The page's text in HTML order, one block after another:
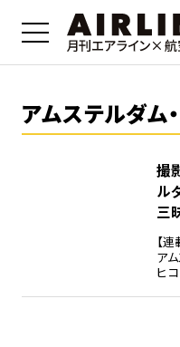
アムステルダム
撮
ル
三
【
ア
ヒ